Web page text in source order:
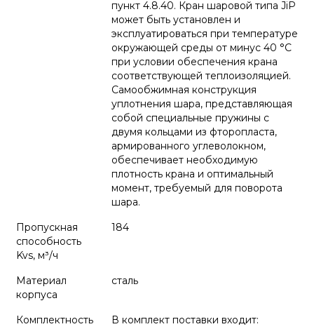
пункт 4.8.40. Кран шаровой типа JiP
может быть установлен и
эксплуатироваться при температуре
окружающей среды от минус 40 °С
при условии обеспечения крана
соответствующей теплоизоляцией.
Самообжимная конструкция
уплотнения шара, представляющая
собой специальные пружины с
двумя кольцами из фторопласта,
армированного углеволокном,
обеспечивает необходимую
плотность крана и оптимальный
момент, требуемый для поворота
шара.
Пропускная
способность
Kvs, м³/ч
184
Материал
корпуса
сталь
Комплектность
В комплект поставки входит: